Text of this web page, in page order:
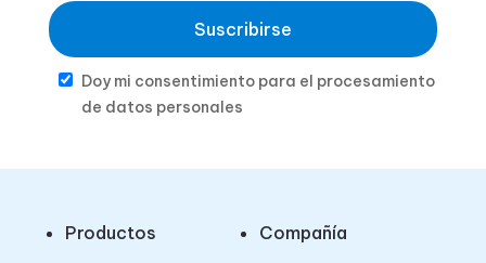
Suscribirse
Doy mi consentimiento para el procesamiento
de datos personales
Productos Compañía